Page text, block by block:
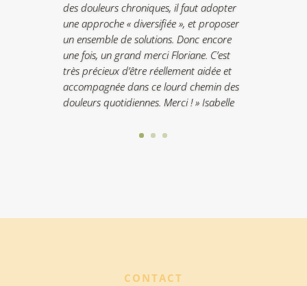
des douleurs chroniques, il faut adopter
une approche « diversifiée », et proposer
un ensemble de solutions. Donc encore
une fois, un grand merci Floriane. C’est
très précieux d’être réellement aidée et
accompagnée dans ce lourd chemin des
douleurs quotidiennes. Merci ! » Isabelle
CONTACT